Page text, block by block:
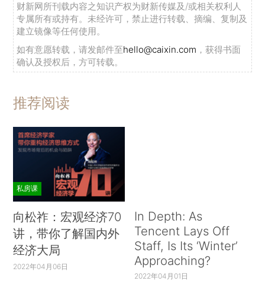
财新网所刊载内容之知识产权为财新传媒及/或相关权利人
专属所有或持有。未经许可，禁止进行转载、摘编、复制及
建立镜像等任何使用。
如有意愿转载，请发邮件至hello@caixin.com ，获得书面
确认及授权后，方可转载。
推荐阅读
私房课
向松祚：宏观经济70
讲，带你了解国内外
经济大局
2022年04月06日
In Depth: As
Tencent Lays Off
Staff, Is Its ‘Winter’
Approaching?
2022年04月01日